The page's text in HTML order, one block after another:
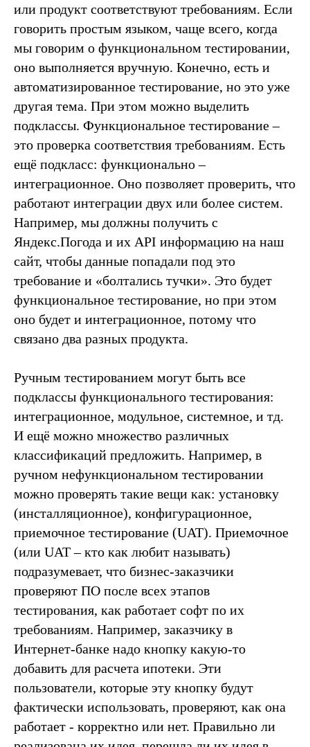
или продукт соответствуют требованиям. Если
говорить простым языком, чаще всего, когда
мы говорим о функциональном тестировании,
оно выполняется вручную. Конечно, есть и
автоматизированное тестирование, но это уже
другая тема. При этом можно выделить
подклассы. Функциональное тестирование –
это проверка соответствия требованиям. Есть
ещё подкласс: функционально –
интеграционное. Оно позволяет проверить, что
работают интеграции двух или более систем.
Например, мы должны получить с
Яндекс.Погода и их API информацию на наш
сайт, чтобы данные попадали под это
требование и «болтались тучки». Это будет
функциональное тестирование, но при этом
оно будет и интеграционное, потому что
связано два разных продукта.
Ручным тестированием могут быть все
подклассы функционального тестирования:
интеграционное, модульное, системное, и тд.
И ещё можно множество различных
классификаций предложить. Например, в
ручном нефункциональном тестировании
можно проверять такие вещи как: установку
(инсталляционное), конфигурационное,
приемочное тестирование (UAT). Приемочное
(или UAT – кто как любит называть)
подразумевает, что бизнес-заказчики
проверяют ПО после всех этапов
тестирования, как работает софт по их
требованиям. Например, заказчику в
Интернет-банке надо кнопку какую-то
добавить для расчета ипотеки. Эти
пользователи, которые эту кнопку будут
фактически использовать, проверяют, как она
работает - корректно или нет. Правильно ли